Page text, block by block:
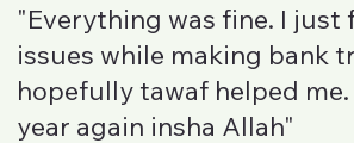
"Everything was fine. I just
issues while making bank
hopefully tawaf helped
year again insha Allah"